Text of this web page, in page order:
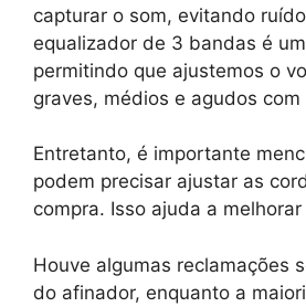
capturar o som, evitando
equalizador de 3 bandas é
permitindo que ajustemos o
graves, médios e agudos
Entretanto, é importante
podem precisar ajustar as
compra. Isso ajuda a
Houve algumas reclamações
do afinador, enquanto a